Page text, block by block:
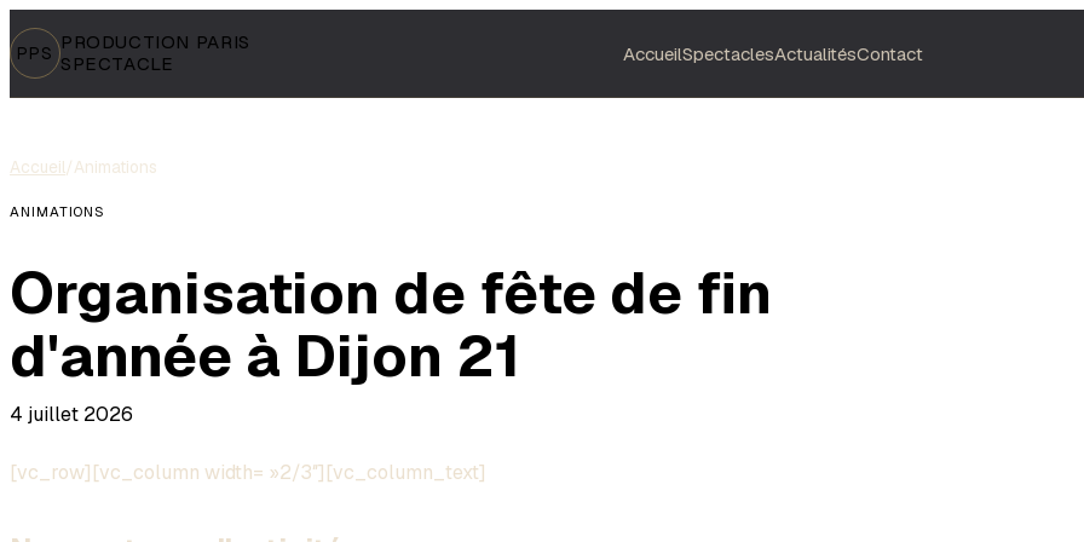
PPS PRODUCTION PARIS
SPECTACLE
AccueilSpectaclesActualitésContact
Accueil/Animations
ANIMATIONS
Organisation de fête de fin
d'année à Dijon 21
4 juillet 2026
[vc_row][vc_column width= »2/3″][vc_column_text]